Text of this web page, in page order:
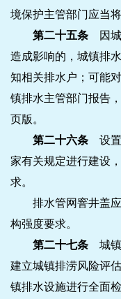
境保护主管部门应当
第二十五条 因城
造成影响的，城镇排
知相关排水户；可能
镇排水主管部门报告
页版。
第二十六条 设置
家有关规定进行建设
求。
排水管网窨井盖应
构强度要求。
第二十七条 城镇
建立城镇排涝风险评
镇排水设施进行全面